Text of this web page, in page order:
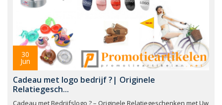
30
Jun
Cadeau met logo bedrijf ?| Originele
Relatiegesch...
Cadeau met Bedrijfslogo ? – Originele Relatiegeschenken met Uw